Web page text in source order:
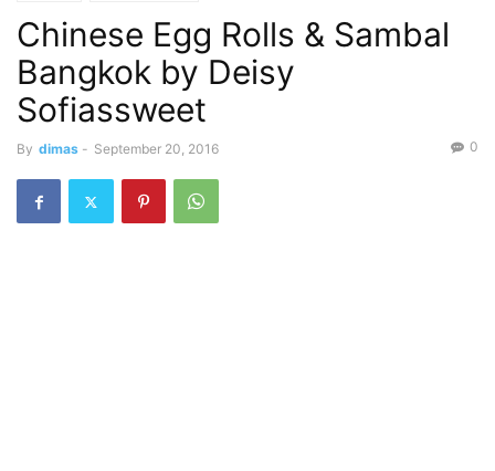
Chinese Egg Rolls & Sambal
Bangkok by Deisy
Sofiassweet
By dimas - September 20, 2016 0